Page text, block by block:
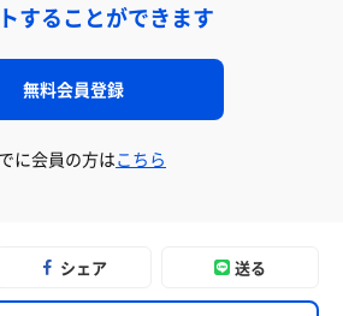
することができます
無料会員登録
に会員の方はこちら
シェア 送る